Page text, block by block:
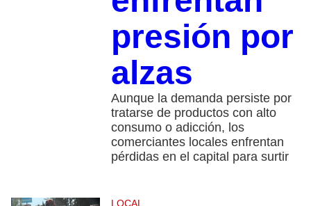
presión por
alzas
Aunque la demanda persiste por
tratarse de productos con alto
consumo o adicción, los
comerciantes locales enfrentan
pérdidas en el capital para surtir
LOCAL